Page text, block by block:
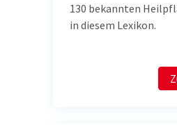
130 bekannten
in diesem Lexikon.